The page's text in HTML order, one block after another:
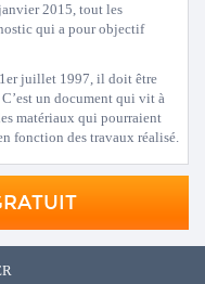
2015, tout les
qui a pour objectif
juillet 1997, il doit être
C’est un document qui vit à
matériaux qui pourraient
fonction des travaux réalisé.